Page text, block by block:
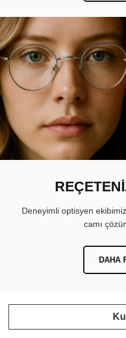
Deneyimli optisyen
camı
DAHA